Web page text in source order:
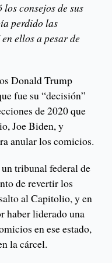
consejos de sus
perdido las
ellos a pesar de
Donald Trump
fue su “decisión”
de 2020 que
Joe Biden, y
anular los comicios.
tribunal federal de
de revertir los
al Capitolio, y en
haber liderado una
en ese estado,
la cárcel.